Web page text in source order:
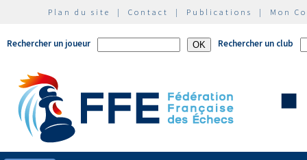
Plan du site | Contact | Publications | Mon
Rechercher un joueur Rechercher un club